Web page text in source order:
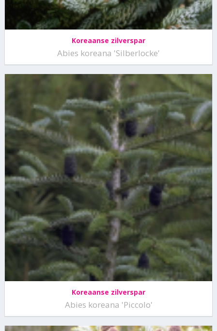
Koreaanse zilverspar
Abies koreana 'Silberlocke'
Koreaanse zilverspar
Abies koreana 'Piccolo'